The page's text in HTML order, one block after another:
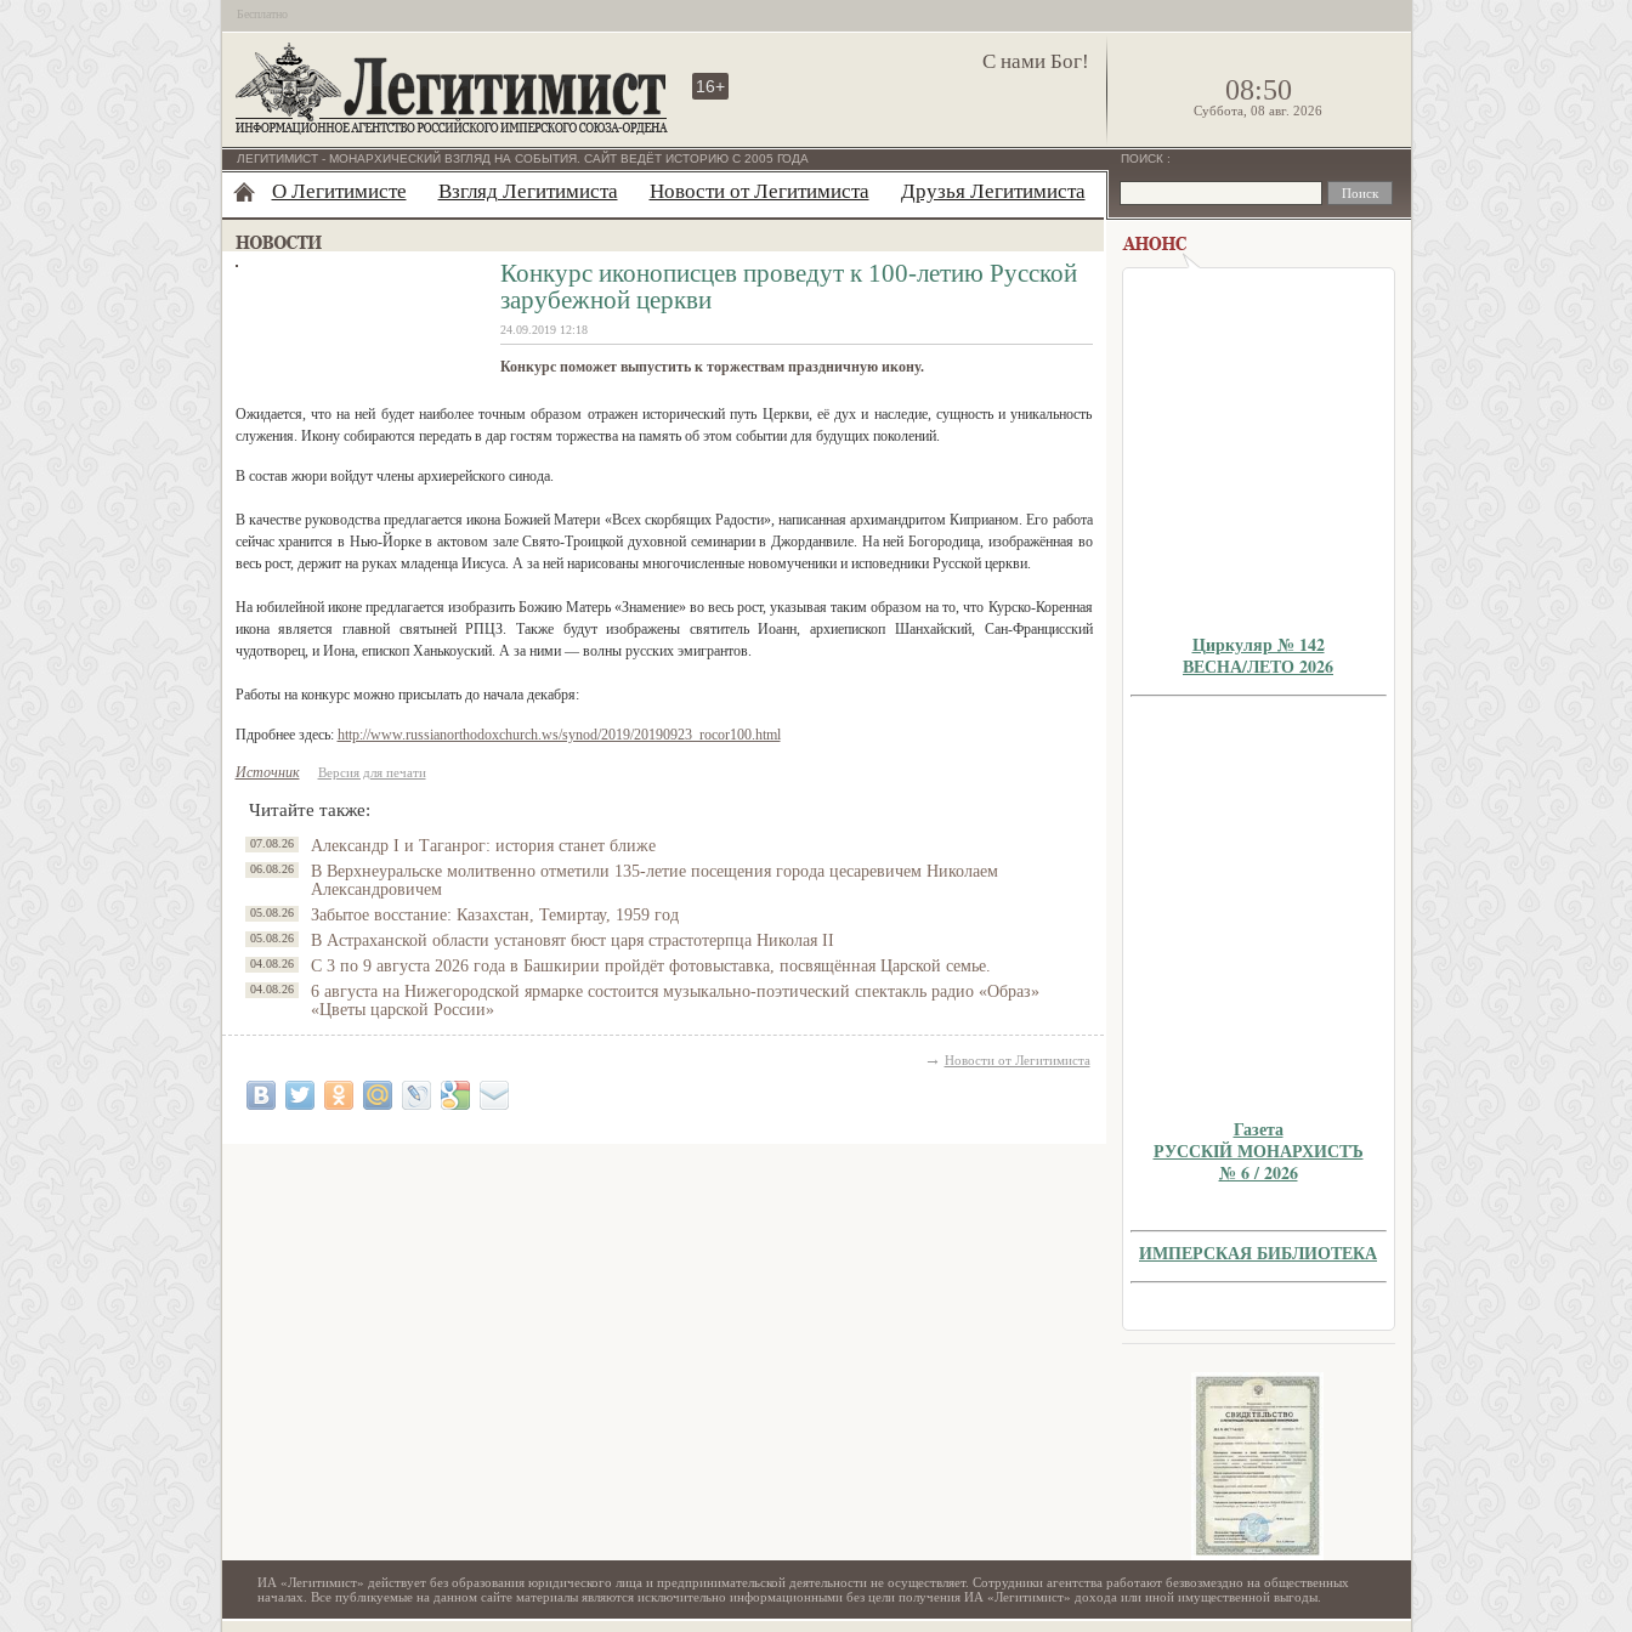
Бесплатно
С нами Бог!
16+ 08:50
Суббота, 08 авг. 2026
ЛЕГИТИМИСТ - МОНАРХИЧЕСКИЙ ВЗГЛЯД НА СОБЫТИЯ. САЙТ ВЕДЁТ ИСТОРИЮ С 2005 ГОДА
О Легитимисте Взгляд Легитимиста Новости от Легитимиста Друзья Легитимиста
Конкурс иконописцев проведут к 100-летию Русской
зарубежной церкви
24.09.2019 12:18
Конкурс поможет выпустить к торжествам праздничную икону.
Ожидается, что на ней будет наиболее точным образом отражен исторический путь Церкви, её дух и наследие, сущность и уникальность
служения. Икону собираются передать в дар гостям торжества на память об этом событии для будущих поколений.
В состав жюри войдут члены архиерейского синода.
В качестве руководства предлагается икона Божией Матери «Всех скорбящих Радости», написанная архимандритом Киприаном. Его работа
сейчас хранится в Нью-Йорке в актовом зале Свято-Троицкой духовной семинарии в Джорданвиле. На ней Богородица, изображённая во
весь рост, держит на руках младенца Иисуса. А за ней нарисованы многочисленные новомученики и исповедники Русской церкви.
На юбилейной иконе предлагается изобразить Божию Матерь «Знамение» во весь рост, указывая таким образом на то, что Курско-Коренная
икона является главной святыней РПЦЗ. Также будут изображены святитель Иоанн, архиепископ Шанхайский, Сан-Францисский
чудотворец, и Иона, епископ Ханькоуский. А за ними — волны русских эмигрантов.
Работы на конкурс можно присылать до начала декабря:
Пдробнее здесь: http://www.russianorthodoxchurch.ws/synod/2019/20190923_rocor100.html
Источник Версия для печати
Читайте также:
07.08.26 Александр I и Таганрог: история станет ближе
06.08.26
В Верхнеуральске молитвенно отметили 135-летие посещения города цесаревичем Николаем
Александровичем
05.08.26 Забытое восстание: Казахстан, Темиртау, 1959 год
05.08.26 В Астраханской области установят бюст царя страстотерпца Николая II
04.08.26 С 3 по 9 августа 2026 года в Башкирии пройдёт фотовыставка, посвящённая Царской семье.
04.08.26
6 августа на Нижегородской ярмарке состоится музыкально-поэтический спектакль радио «Образ»
«Цветы царской России»
→ Новости от Легитимиста
ПОИСК :
Циркуляр № 142
ВЕСНА/ЛЕТО 2026
Газета
РУССКIЙ МОНАРХИСТЪ
№ 6 / 2026
ИМПЕРСКАЯ БИБЛИОТЕКА
ИА «Легитимист» действует без образования юридического лица и предпринимательской деятельности не осуществляет. Сотрудники агентства работают безвозмездно на общественных
началах. Все публикуемые на данном сайте материалы являются исключительно информационными без цели получения ИА «Легитимист» дохода или иной имущественной выгоды.